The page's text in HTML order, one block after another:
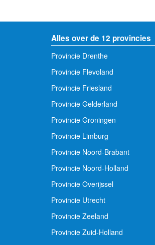
Alles over de 12 provincies
Provincie Drenthe
Provincie Flevoland
Provincie Friesland
Provincie Gelderland
Provincie Groningen
Provincie Limburg
Provincie Noord-Brabant
Provincie Noord-Holland
Provincie Overijssel
Provincie Utrecht
Provincie Zeeland
Provincie Zuid-Holland